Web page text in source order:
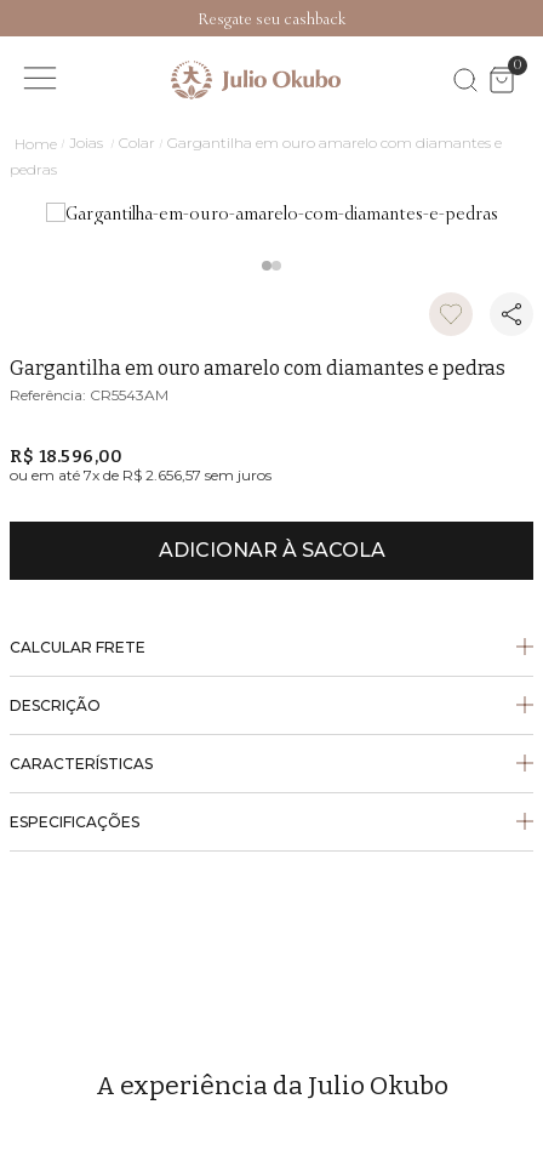
Resgate seu cashback
0
Joias Colar
Gargantilha em ouro amarelo com diamantes e
pedras
Gargantilha em ouro amarelo com diamantes e pedras
CR5543AM
R$ 18.596,00
ou em até 7x de R$ 2.656,57 sem juros
ADICIONAR À SACOLA
CALCULAR FRETE
DESCRIÇÃO
CARACTERÍSTICAS
ESPECIFICAÇÕES
A experiência da Julio Okubo